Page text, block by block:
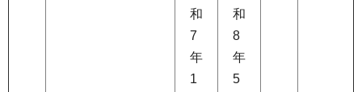
和
7
年
1
和
8
年
5